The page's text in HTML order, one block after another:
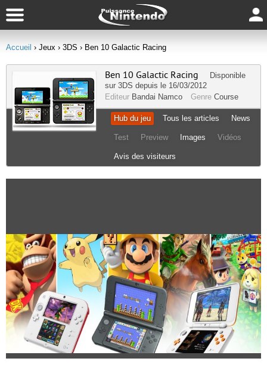
Accueil › Jeux › 3DS › Ben 10 Galactic Racing
Ben 10 Galactic Racing
Disponible
sur 3DS depuis le 16/03/2012
Editeur Bandai Namco Genre Course
Hub du jeu Tous les articles News
Test Preview Images Vidéos
Avis des visiteurs